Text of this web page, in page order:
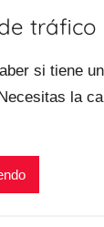
tráfico
ѕi tiene
la